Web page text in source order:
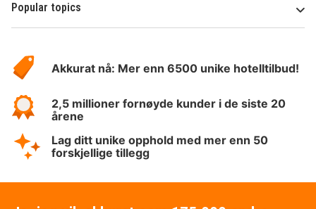
Popular topics
Hotelspecials
Akkurat nå: Mer enn 6500 unike hotelltilbud!
2,5 millioner fornøyde kunder i de siste 20
årene
Lag ditt unike opphold med mer enn 50
forskjellige tillegg